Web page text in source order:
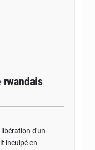
rwandais
d'un
inculpé en